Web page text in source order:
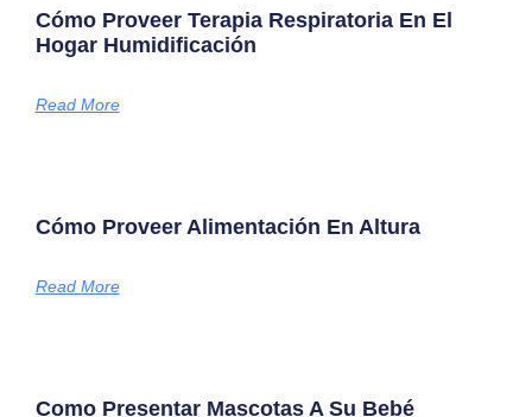
Cómo Proveer Terapia Respiratoria En El
Hogar Humidificación
Read More
Cómo Proveer Alimentación En Altura
Read More
Como Presentar Mascotas A Su Bebé